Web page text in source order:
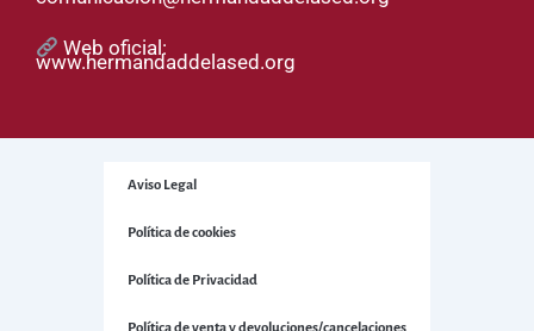
Web oficial:
www.hermandaddelased.org
Aviso Legal
Política de cookies
Política de Privacidad
Política de venta y devoluciones/cancelaciones